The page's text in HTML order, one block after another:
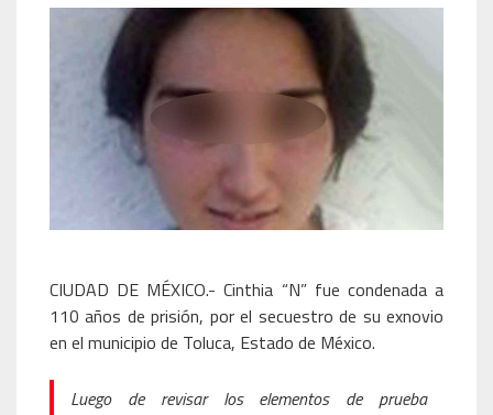
CIUDAD DE MÉXICO.- Cinthia “N” fue condenada a
110 años de prisión, por el secuestro de su exnovio
en el municipio de Toluca, Estado de México.
Luego de revisar los elementos de prueba